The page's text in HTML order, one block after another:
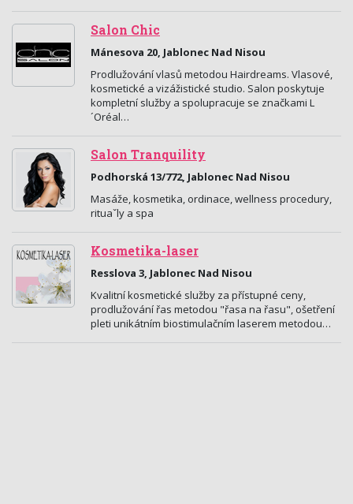
Salon Chic
Mánesova 20, Jablonec Nad Nisou
Prodlužování vlasů metodou Hairdreams. Vlasové,
kosmetické a vizážistické studio. Salon poskytuje
kompletní služby a spolupracuje se značkami L
´Oréal…
Salon Tranquility
Podhorská 13/772, Jablonec Nad Nisou
Masáže, kosmetika, ordinace, wellness procedury,
rituaˇly a spa
Kosmetika-laser
Resslova 3, Jablonec Nad Nisou
Kvalitní kosmetické služby za přístupné ceny,
prodlužování řas metodou "řasa na řasu", ošetření
pleti unikátním biostimulačním laserem metodou…